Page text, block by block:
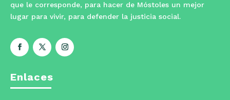
que le corresponde, para hacer de Móstoles un mejor
lugar para vivir, para defender la justicia social.
Enlaces